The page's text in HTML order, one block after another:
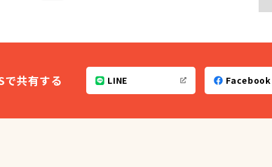
で共有する LINE Facebook